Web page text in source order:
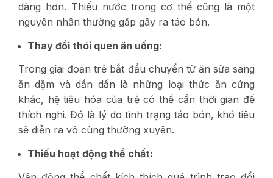
dàng hơn. Thiếu nước trong cơ thể cũng là một
nguyên nhân thường gặp gây ra táo bón.
Thay đổi thói quen ăn uống:
Trong giai đoạn trẻ bắt đầu chuyển từ ăn sữa sang
ăn dặm và dần dần là những loại thức ăn cứng
khác, hệ tiêu hóa của trẻ có thể cần thời gian để
thích nghi. Đó là lý do tình trạng táo bón, khó tiêu
sẽ diễn ra vô cùng thường xuyên.
Thiếu hoạt động thể chất: